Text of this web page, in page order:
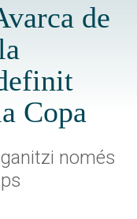
de
Copa
només